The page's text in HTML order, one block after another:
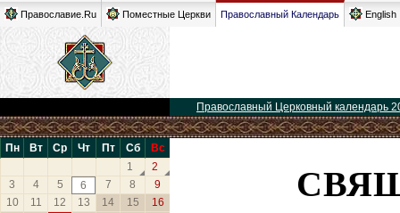
Православие.Ru Поместные Церкви Православный Календарь English
Православный Церковный календарь
Пн Вт Ср Чт Пт Сб
Вс
1
2
3
4 5 6 7 8
9
10
11 12 13 14 15
16